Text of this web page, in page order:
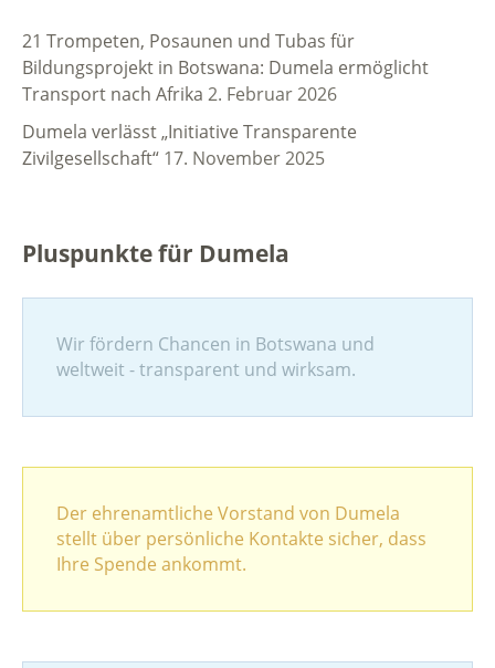
21 Trompeten, Posaunen und Tubas für
Bildungsprojekt in Botswana: Dumela ermöglicht
Transport nach Afrika 2. Februar 2026
Dumela verlässt „Initiative Transparente
Zivilgesellschaft“ 17. November 2025
Pluspunkte für Dumela
Wir fördern Chancen in Botswana und
weltweit - transparent und wirksam.
Der ehrenamtliche Vorstand von Dumela
stellt über persönliche Kontakte sicher, dass
Ihre Spende ankommt.